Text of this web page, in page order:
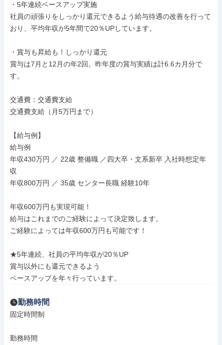
・5年連続ベースアップ実施
社員の頑張りをしっかり還元できるよう給与待遇の改善を行って
おり、平均年収が5年間で20％UPしています。
・賞与も昇給も！しっかり還元
賞与は7月と12月の年2回。昨年度の賞与実績は計6.6カ月分で
す。
交通費：交通費支給
交通費支給（月5万円まで）
【給与例】
給与例
年収430万円 ／ 22歳 整備職 ／四大卒・文系新卒 入社時想定年
収
年収800万円 ／ 35歳 センター長職 経験10年
年収600万円も実現可能！
給与はこれまでのご経験によって決定致します。
ご経験によっては年収600万円も可能です！
★5年連続、社員の平均年収が20％UP
賞与以外にも還元できるよう
ベースアップを年々行っています。
勤務時間
固定時間制
勤務時間